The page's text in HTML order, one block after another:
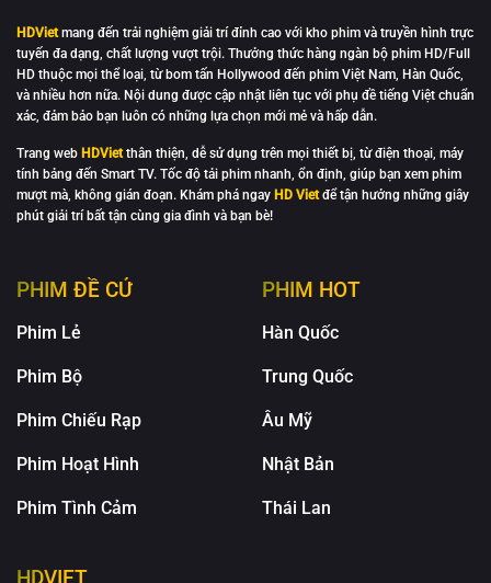
HDVietmang đến trải nghiệm giải trí đỉnh cao với kho phim và truyền hình trực
tuyến đa dạng, chất lượng vượt trội. Thưởng thức hàng ngàn bộ phim HD/Full
HD thuộc mọi thể loại, từ bom tấn Hollywood đến phim Việt Nam, Hàn Quốc,
và nhiều hơn nữa. Nội dung được cập nhật liên tục với phụ đề tiếng Việt chuẩn
xác, đảm bảo bạn luôn có những lựa chọn mới mẻ và hấp dẫn.
Trang web HDVietthân thiện, dễ sử dụng trên mọi thiết bị, từ điện thoại, máy
tính bảng đến Smart TV. Tốc độ tải phim nhanh, ổn định, giúp bạn xem phim
mượt mà, không gián đoạn. Khám phá ngay HD Vietđể tận hưởng những giây
phút giải trí bất tận cùng gia đình và bạn bè!
PHIM ĐỀ CỬ
Phim Lẻ
Phim Bộ
Phim Chiếu Rạp
Phim Hoạt Hình
Phim Tình Cảm
PHIM HOT
Hàn Quốc
Trung Quốc
Âu Mỹ
Nhật Bản
Thái Lan